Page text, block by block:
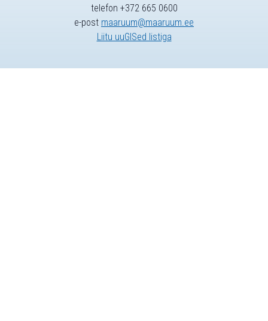
telefon +372 665 0600
e-post maaruum@maaruum.ee
Liitu uuGISed listiga